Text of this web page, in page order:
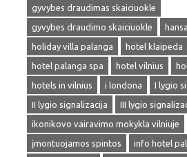
gyvybes draudimas skaiciuokle
gyvybes draudimo skaiciuokle
holiday villa palanga
hotel klaipeda
hotel palanga spa
hotel vilnius
hotels in vilnius
i londona
I lygio
II lygio signalizacija
III lygio
ikonikovo vairavimo mokykla vilniuje
įmontuojamos spintos
info hotel